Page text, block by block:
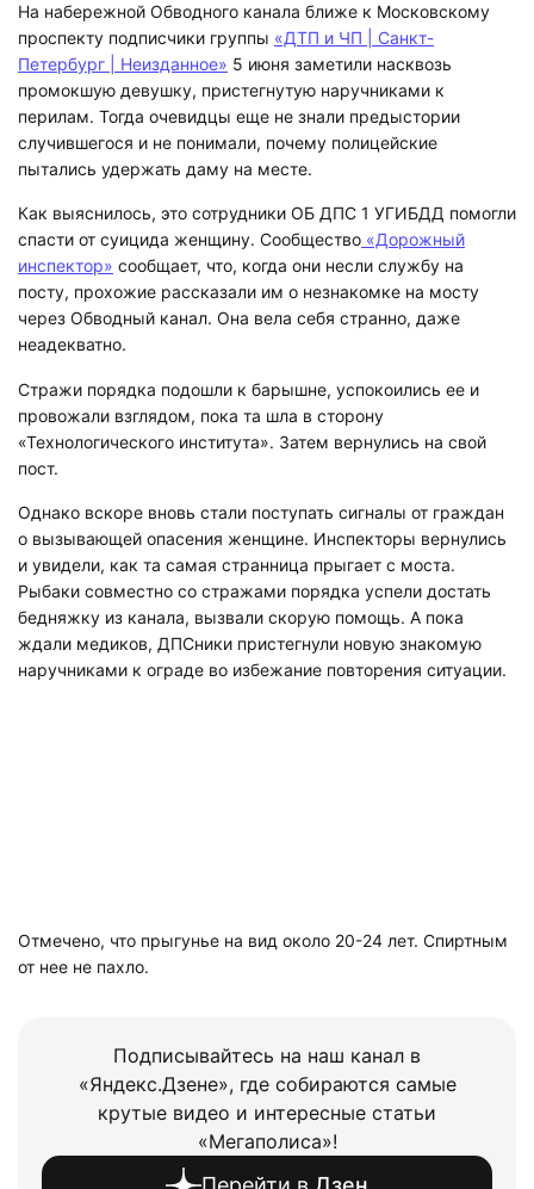
На набережной Обводного канала ближе к Московскому
проспекту подписчики группы «ДТП и ЧП | Санкт-
Петербург | Неизданное» 5 июня заметили насквозь
промокшую девушку, пристегнутую наручниками к
перилам. Тогда очевидцы еще не знали предыстории
случившегося и не понимали, почему полицейские
пытались удержать даму на месте.
Как выяснилось, это сотрудники ОБ ДПС 1 УГИБДД помогли
спасти от суицида женщину. Сообщество «Дорожный
инспектор» сообщает, что, когда они несли службу на
посту, прохожие рассказали им о незнакомке на мосту
через Обводный канал. Она вела себя странно, даже
неадекватно.
Стражи порядка подошли к барышне, успокоились ее и
провожали взглядом, пока та шла в сторону
«Технологического института». Затем вернулись на свой
пост.
Однако вскоре вновь стали поступать сигналы от граждан
о вызывающей опасения женщине. Инспекторы вернулись
и увидели, как та самая странница прыгает с моста.
Рыбаки совместно со стражами порядка успели достать
бедняжку из канала, вызвали скорую помощь. А пока
ждали медиков, ДПСники пристегнули новую знакомую
наручниками к ограде во избежание повторения ситуации.
Отмечено, что прыгунье на вид около 20-24 лет. Спиртным
от нее не пахло.
Подписывайтесь на наш канал в
«Яндекс.Дзене», где собираются самые
крутые видео и интересные статьи
«Мегаполиса»!